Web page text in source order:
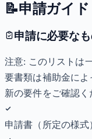
📝申請ガイド
申請に必要な
注意: このリストは
要書類は補助金に
新の要件をご確認く
申請書（所定の様式